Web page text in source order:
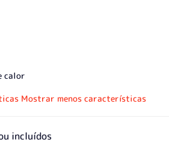
calor
Mostrar menos características
incluídos